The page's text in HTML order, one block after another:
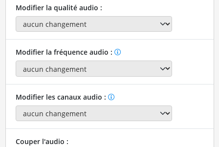
Modifier la qualité audio :
Modifier la fréquence audio :
Modifier les canaux audio :
Couper l'audio :